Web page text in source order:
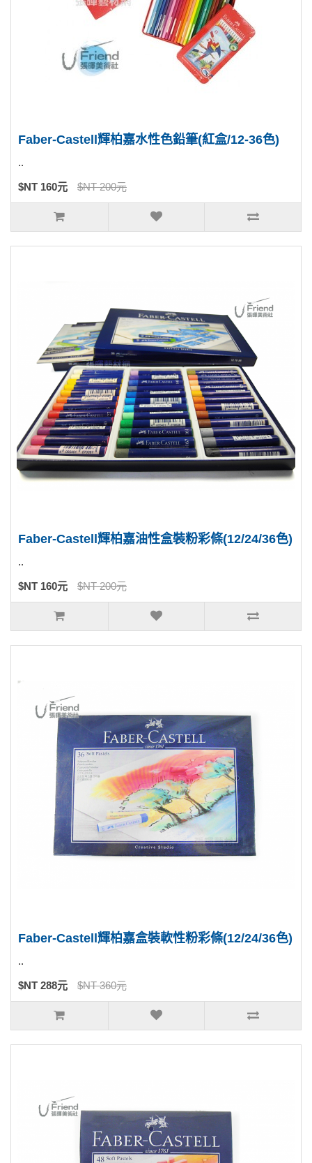
Faber-Castell輝柏嘉水性色鉛筆(紅盒/12-36色)
..
$NT 160元 $NT 200元
Faber-Castell輝柏嘉油性盒裝粉彩條(12/24/36色)
..
$NT 160元 $NT 200元
Faber-Castell輝柏嘉盒裝軟性粉彩條(12/24/36色)
..
$NT 288元 $NT 360元